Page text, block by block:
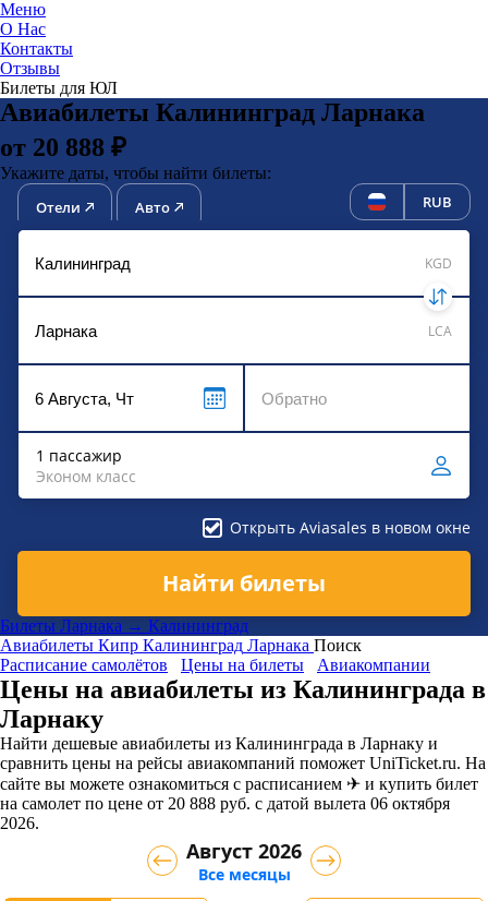
Меню
О Нас
Контакты
Отзывы
Билеты для ЮЛ
Авиабилеты Калининград Ларнака
от 20 888 ₽
Укажите даты, чтобы найти билеты:
Отели Авто RUB
KGD
LCA
1 пассажир
Эконом класс
Открыть Aviasales в новом окне
Найти билеты
Билеты Ларнака → Калининград
Авиабилеты Кипр Калининград Ларнака Поиск
Расписание самолётов
Цены на билеты Авиакомпании
Цены на авиабилеты из Калининграда в
Ларнаку
Найти дешевые авиабилеты из Калининграда в Ларнаку и
сравнить цены на рейсы авиакомпаний поможет UniTicket.ru. На
сайте вы можете ознакомиться с расписанием ✈ и купить билет
на самолет по цене от 20 888 руб. с датой вылета 06 октября
2026.
Август 2026
Все месяцы